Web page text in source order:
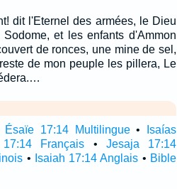
dit l'Eternel des armées, le Dieu
et les enfants d'Ammon
de ronces, une mine de sel,
de mon peuple les pillera, Le
Ésaïe 17:14 Multilingue•
Isaías
Français • Jesaja 17:14
• Isaiah 17:14 Anglais • Bible